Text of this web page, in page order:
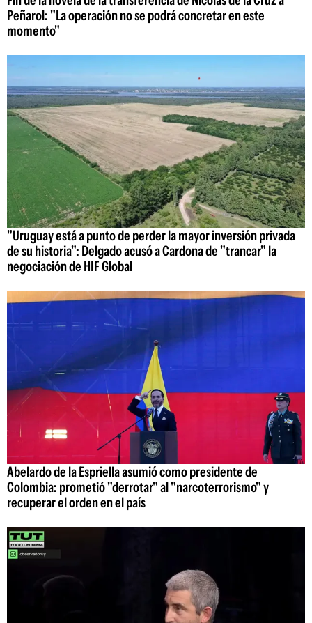
Peñarol: "La operación no se podrá concretar en este
momento"
"Uruguay está a punto de perder la mayor inversión privada
de su historia": Delgado acusó a Cardona de "trancar" la
negociación de HIF Global
Abelardo de la Espriella asumió como presidente de
Colombia: prometió "derrotar" al "narcoterrorismo" y
recuperar el orden en el país